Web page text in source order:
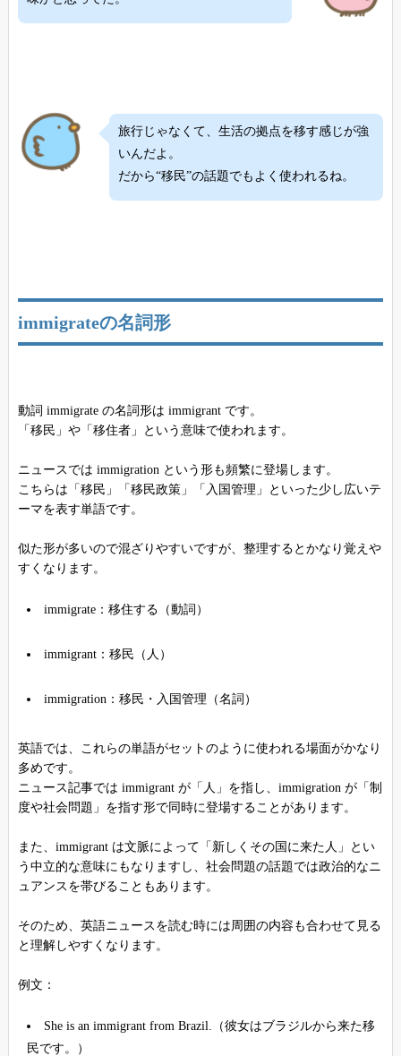
旅行じゃなくて、生活の拠点を移す感じが強
いんだよ。
だから“移民”の話題でもよく使われるね。
immigrateの名詞形
動詞 immigrate の名詞形は immigrant です。
「移民」や「移住者」という意味で使われます。
ニュースでは immigration という形も頻繁に登場します。
こちらは「移民」「移民政策」「入国管理」といった少し広いテ
ーマを表す単語です。
似た形が多いので混ざりやすいですが、整理するとかなり覚えや
すくなります。
immigrate：移住する（動詞）
immigrant：移民（人）
immigration：移民・入国管理（名詞）
英語では、これらの単語がセットのように使われる場面がかなり
多めです。
ニュース記事では immigrant が「人」を指し、immigration が「制
度や社会問題」を指す形で同時に登場することがあります。
また、immigrant は文脈によって「新しくその国に来た人」とい
う中立的な意味にもなりますし、社会問題の話題では政治的なニ
ュアンスを帯びることもあります。
そのため、英語ニュースを読む時には周囲の内容も合わせて見る
と理解しやすくなります。
例文：
She is an immigrant from Brazil.（彼女はブラジルから来た移
民です。）